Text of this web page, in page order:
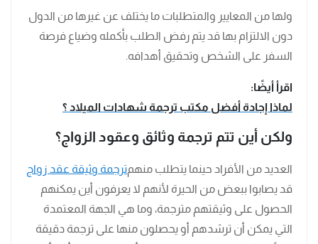
ولها من المعايير والمتطلبات ما يختلف عن غيرها من الدول
دون الالتزام بها قد يتم رفض الطلب بأكمله وضياع فرصة
السفر على الشخص وتحقيق أهدافه.
اقرأ أيضًا:
لماذا إجادة أفضل مكتب ترجمة شهادات الميلاد ؟
ولكن أين تتم ترجمة وثائق وعقود الزواج؟
العديد من الأفراد حينما يتطلب منهمترجمة وثيقة عقد زواج
قد يصابوا ببعض من الحيرة لأنهم لا يعرفون أين يمكنهم
الحصول على وثيقتهم مترجمة، وما هي الجهة المعتمدة
التي يمكن أن ترشدهم أو يحصلون منها على ترجمة دقيقة